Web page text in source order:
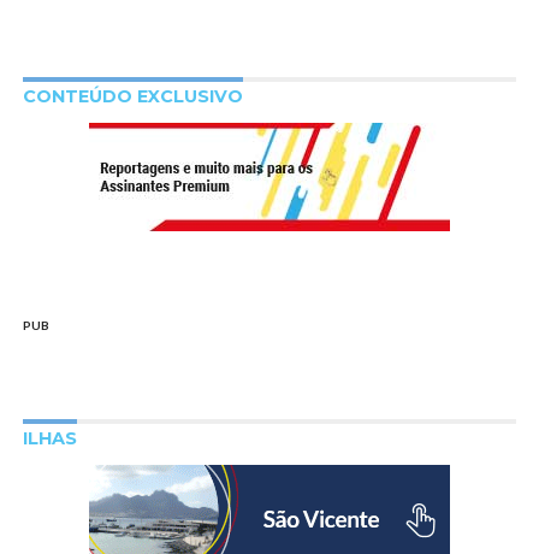
CONTEÚDO EXCLUSIVO
PUB
ILHAS